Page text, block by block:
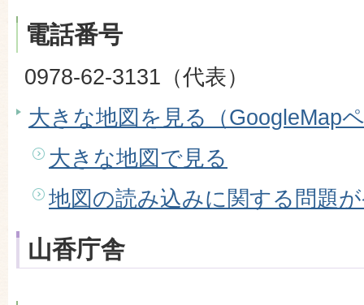
電話番号
0978-62-3131（代表）
大きな地図を見る（GoogleMap
大きな地図で見る
地図の読み込みに関する問題
山香庁舎